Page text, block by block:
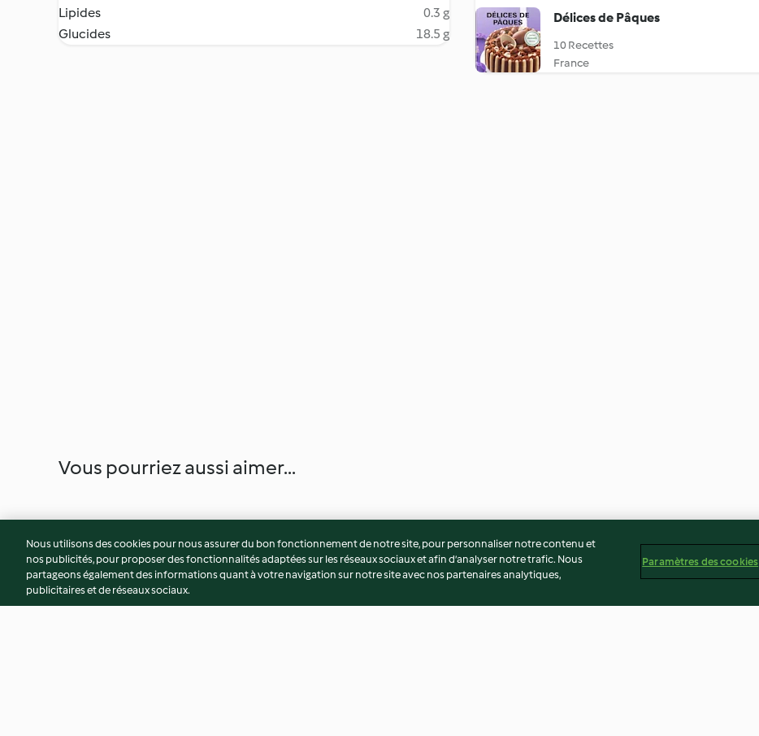
Lipides
0.3 g
Glucides
18.5 g
Délices de Pâques
10 Recettes
France
Vous pourriez aussi aimer...
Nous utilisons des cookies pour nous assurer du bon fonctionnement de notre site, pour personnaliser notre contenu et
nos publicités, pour proposer des fonctionnalités adaptées sur les réseaux sociaux et afin d’analyser notre trafic. Nous
partageons également des informations quant à votre navigation sur notre site avec nos partenaires analytiques,
publicitaires et de réseaux sociaux.
Paramètres des cookies